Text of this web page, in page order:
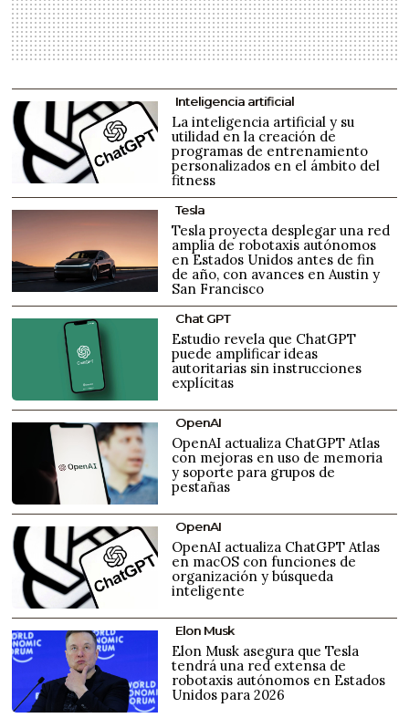
Inteligencia artificial
La inteligencia artificial y su
utilidad en la creación de
programas de entrenamiento
personalizados en el ámbito del
fitness
Tesla
Tesla proyecta desplegar una red
amplia de robotaxis autónomos
en Estados Unidos antes de fin
de año, con avances en Austin y
San Francisco
Chat GPT
Estudio revela que ChatGPT
puede amplificar ideas
autoritarias sin instrucciones
explícitas
OpenAI
OpenAI actualiza ChatGPT Atlas
con mejoras en uso de memoria
y soporte para grupos de
pestañas
OpenAI
OpenAI actualiza ChatGPT Atlas
en macOS con funciones de
organización y búsqueda
inteligente
Elon Musk
Elon Musk asegura que Tesla
tendrá una red extensa de
robotaxis autónomos en Estados
Unidos para 2026